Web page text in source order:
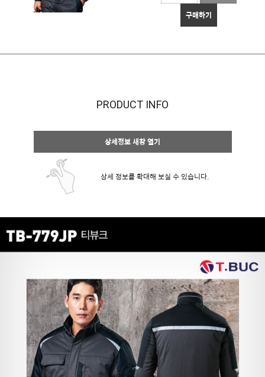
구매하기
PRODUCT INFO
상세정보 새창 열기
상세 정보를 확대해 보실 수 있습니다.